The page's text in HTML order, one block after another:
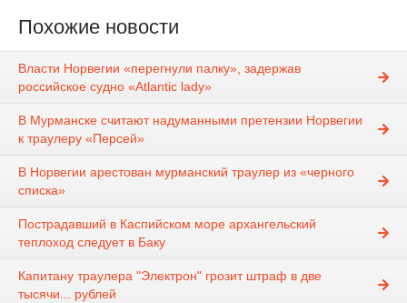
Похожие новости
Власти Норвегии «перегнули палку», задержав
российское судно «Atlantiс lady»
В Мурманске считают надуманными претензии Норвегии
к траулеру «Персей»
В Норвегии арестован мурманский траулер из «черного
списка»
Пострадавший в Каспийском море архангельский
теплоход следует в Баку
Капитану траулера "Электрон" грозит штраф в две
тысячи... рублей